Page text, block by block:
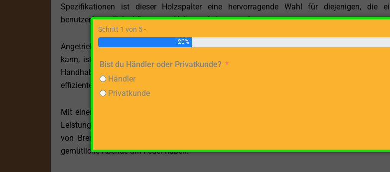
Spezifikationen ist dieser Holzspalter eine hervorragende Wahl für diejenigen, die
benutzerfreundliche Lösung zur Holzverarbeitung suchen.
Angetrieben durch einen robusten Elektromotor, der an jede herkömmliche 230 V Steckdose
kann, ist der HL 460 sofort einsatzbereit, wann immer Sie ihn benötigen. Seine
Handhabung machen ihn zu einer attraktiven Option für den Privatgebrauch,
effiziente und wartungsarme Maschine bevorzugen.
Mit einer maximalen Spaltgutlänge von 35 cm und einer Spaltkraft von 4 Tonnen bietet
Leistung, um die meisten Holzstücke für den Hausgebrauch zu spalten. Diese Kapazität ist
von Brennholz für Kamine und Öfen und gewährleistet, dass Sie immer genügend
gemütliche Abende am Feuer haben.
Schritt 1 von 5 -
20%
Bist du Händler oder Privatkunde?
Händler
Privatkunde